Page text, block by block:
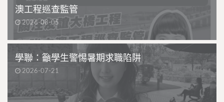
澳工程巡查監管
2026-08-05
學聯：籲學生警惕暑期求職陷阱
2026-07-21